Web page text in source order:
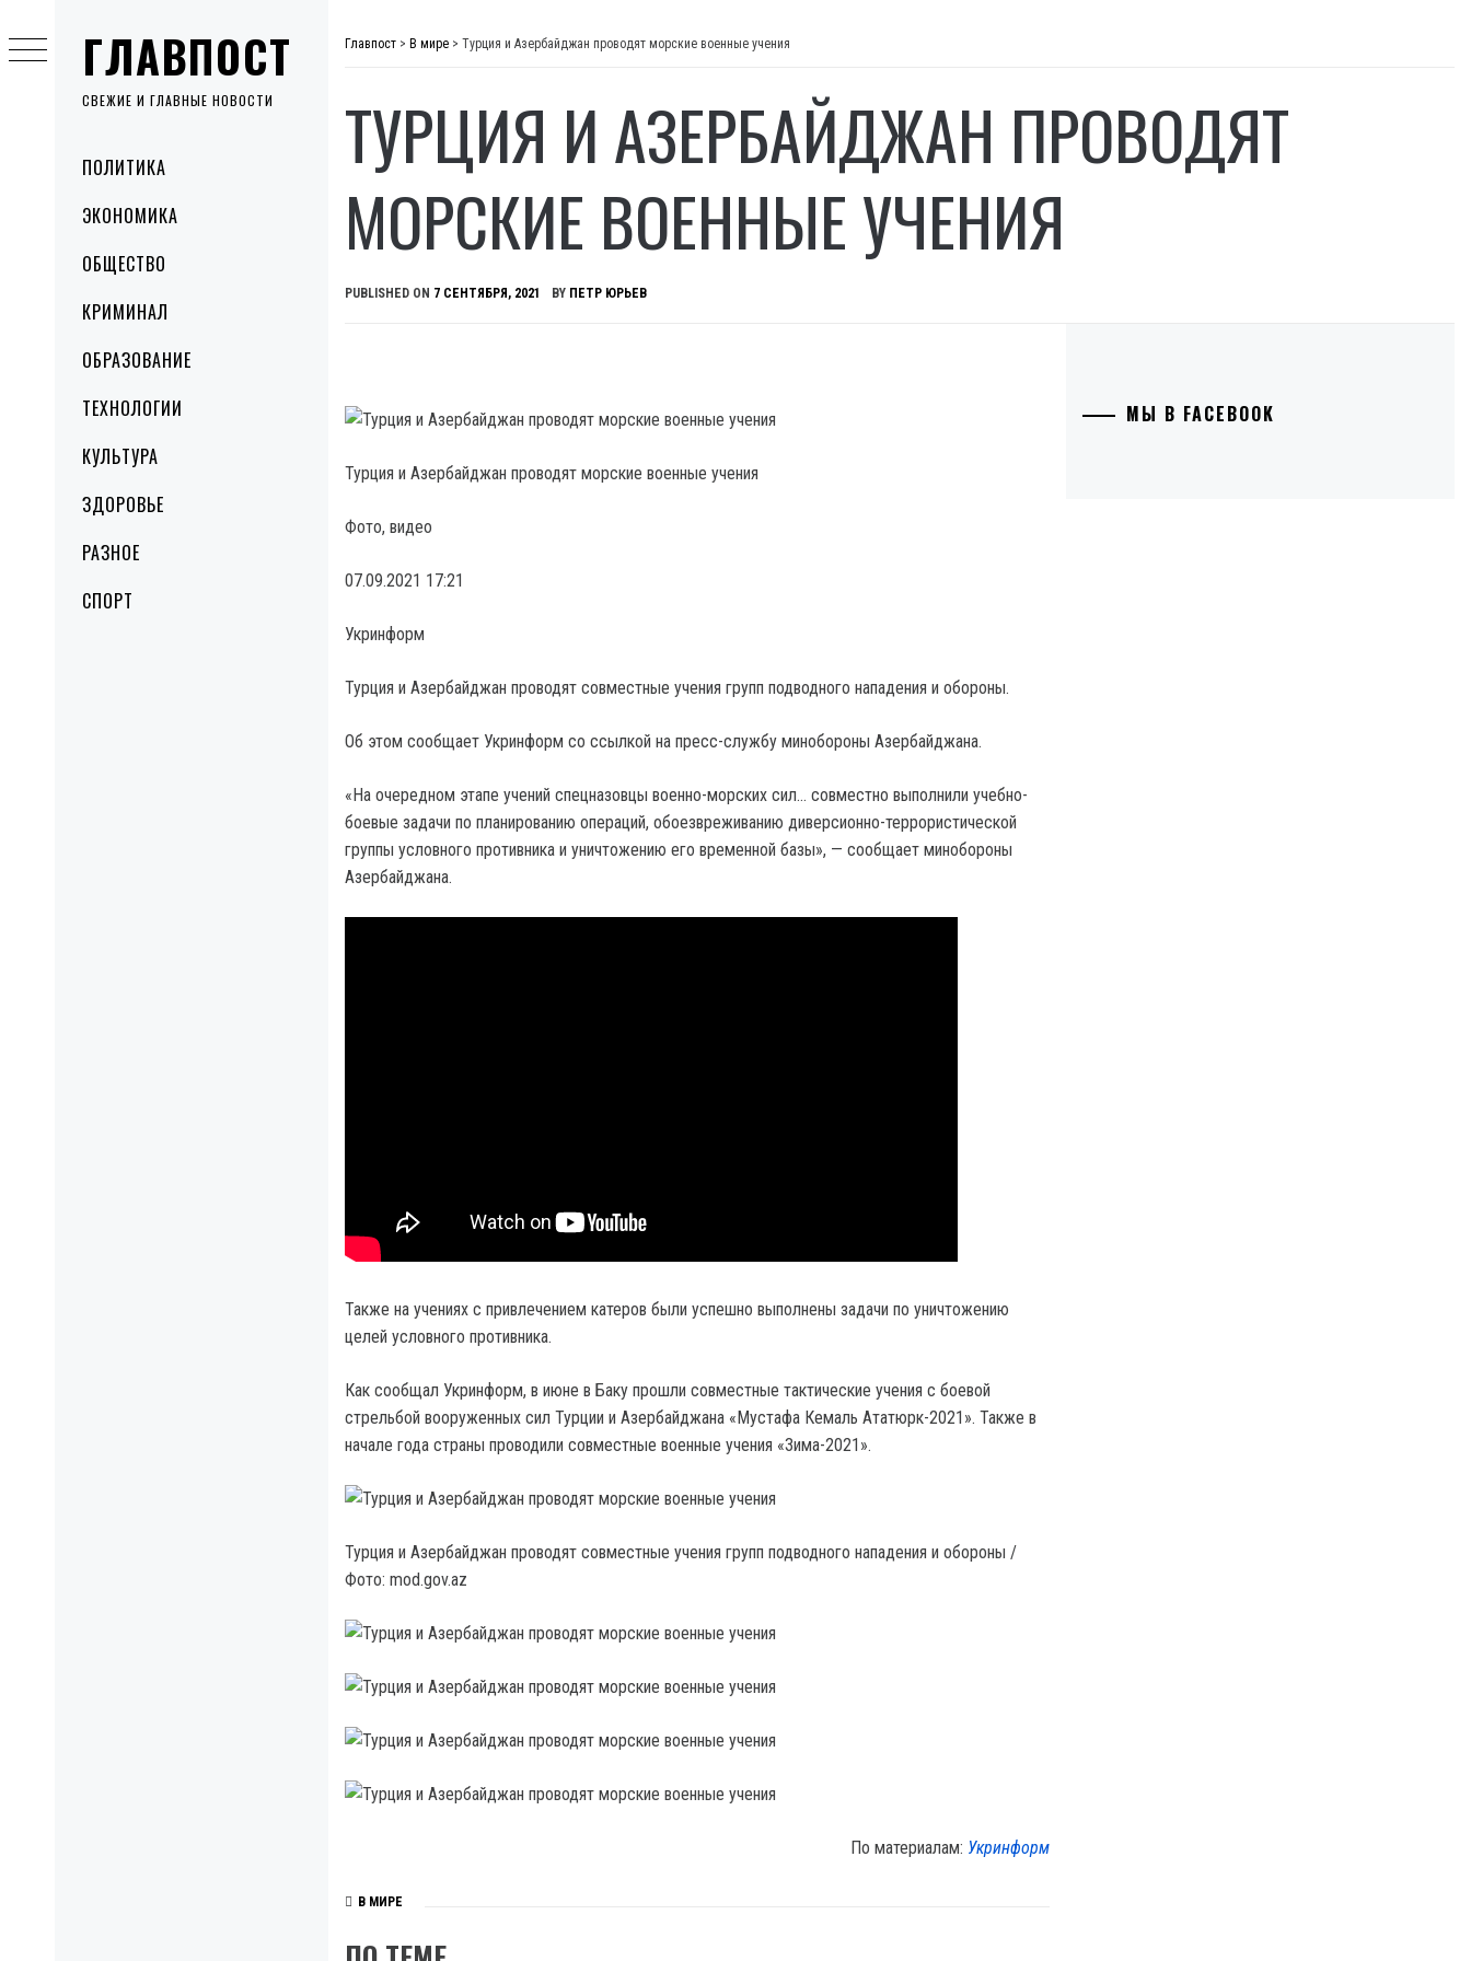
ГЛАВПОСТ
СВЕЖИЕ И ГЛАВНЫЕ НОВОСТИ
MenuПОЛИТИКА
ЭКОНОМИКА
ОБЩЕСТВО
КРИМИНАЛ
ОБРАЗОВАНИЕ
ТЕХНОЛОГИИ
КУЛЬТУРА
ЗДОРОВЬЕ
РАЗНОЕ
СПОРТ
to
content
Главпост > В мире > Турция и Азербайджан проводят морские военные учения
ТУРЦИЯ И АЗЕРБАЙДЖАН ПРОВОДЯТ
МОРСКИЕ ВОЕННЫЕ УЧЕНИЯ
PUBLISHED ON 7 СЕНТЯБРЯ, 2021 BY ПЕТР ЮРЬЕВ
Турция и Азербайджан проводят морские военные учения
Фото, видео
07.09.2021 17:21
Укринформ
Турция и Азербайджан проводят совместные учения групп подводного нападения и обороны.
Об этом сообщает Укринформ со ссылкой на пресс-службу минобороны Азербайджана.
«На очередном этапе учений спецназовцы военно-морских сил… совместно выполнили учебно-
боевые задачи по планированию операций, обоезвреживанию диверсионно-террористической
группы условного противника и уничтожению его временной базы», — сообщает минобороны
Азербайджана.
Также на учениях с привлечением катеров были успешно выполнены задачи по уничтожению
целей условного противника.
Как сообщал Укринформ, в июне в Баку прошли совместные тактические учения с боевой
стрельбой вооруженных сил Турции и Азербайджана «Мустафа Кемаль Ататюрк-2021». Также в
начале года страны проводили совместные военные учения «Зима-2021».
Турция и Азербайджан проводят совместные учения групп подводного нападения и обороны /
Фото: mod.gov.az
По материалам: Укринформ
В МИРЕ
МЫ В FACEBOOK